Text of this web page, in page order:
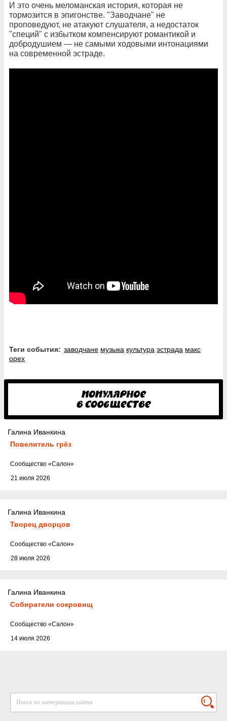
И это очень меломанская история, которая не
тормозится в эпигонстве. "Заводчане" не
проповедуют, не атакуют слушателя, а недостаток
"специй" с избытком компенсируют романтикой и
добродушием — не самыми ходовыми интонациями
на современной эстраде.
Теги события: заводчане музыка культура эстрада макс
орех
Галина Иванкина
Повелитель грёз
21 июля 2026
Cообщество «Салон»
Галина Иванкина
Творец дворцов
28 июля 2026
Cообщество «Салон»
Галина Иванкина
Собиратели сокровищ
14 июля 2026
Cообщество «Салон»